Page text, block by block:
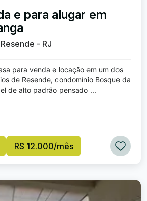
e para alugar em
- RJ
para venda e locação em um dos
de Resende, condomínio Bosque da
de alto padrão pensado ...
R$ 12.000/mês